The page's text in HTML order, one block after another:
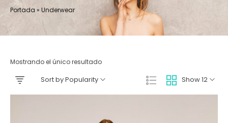
Portada » Underwear
Mostrando el único resultado
Show 12
Sort by Popularity